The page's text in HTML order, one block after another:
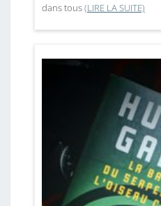
dans tous(LIRE LA SUITE)